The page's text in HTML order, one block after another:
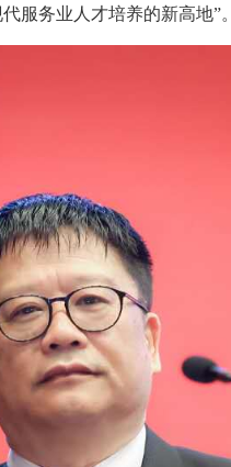
服务业人才培养的新高地”。